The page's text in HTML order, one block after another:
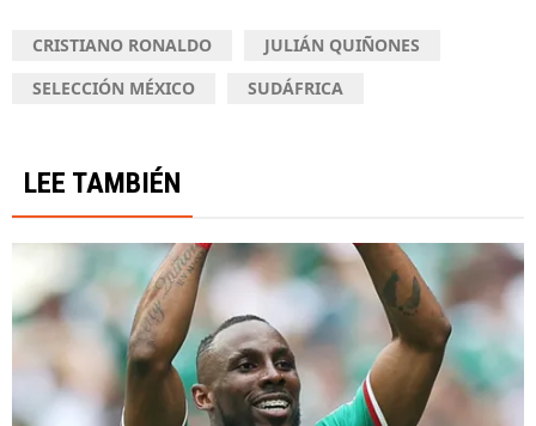
CRISTIANO RONALDO
JULIÁN QUIÑONES
SELECCIÓN MÉXICO
SUDÁFRICA
LEE TAMBIÉN